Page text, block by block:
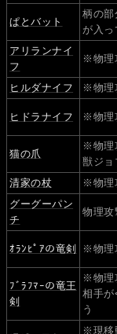
ぱとバット
柄の
が入
アリランナイ
フ
※物理
ヒルダナイフ
※物理
ヒドラナイフ ※物理
猫の爪
※物理
獣ジョ
清家の杖 ※物理
グーグーパン
チ
物理攻
ｵﾗﾝﾋﾟｱの竜剣 ※物理
ﾌﾞﾗﾌﾏｰの竜王
剣
※物理
相手が
う
※現移